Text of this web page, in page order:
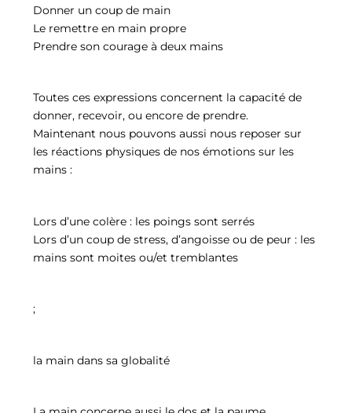
Donner un coup de main
Le remettre en main propre
Prendre son courage à deux mains
Toutes ces expressions concernent la capacité de
donner, recevoir, ou encore de prendre.
Maintenant nous pouvons aussi nous reposer sur
les réactions physiques de nos émotions sur les
mains :
Lors d’une colère : les poings sont serrés
Lors d’un coup de stress, d’angoisse ou de peur : les
mains sont moites ou/et tremblantes
;
la main dans sa globalité